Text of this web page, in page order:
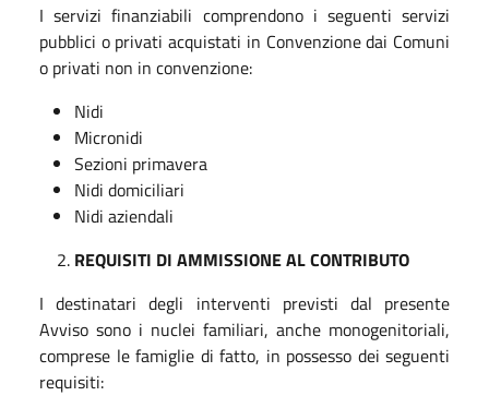
I servizi finanziabili comprendono i seguenti servizi
pubblici o privati acquistati in Convenzione dai Comuni
o privati non in convenzione:
Nidi
Micronidi
Sezioni primavera
Nidi domiciliari
Nidi aziendali
REQUISITI DI AMMISSIONE AL CONTRIBUTO
I destinatari degli interventi previsti dal presente
Avviso sono i nuclei familiari, anche monogenitoriali,
comprese le famiglie di fatto, in possesso dei seguenti
requisiti: